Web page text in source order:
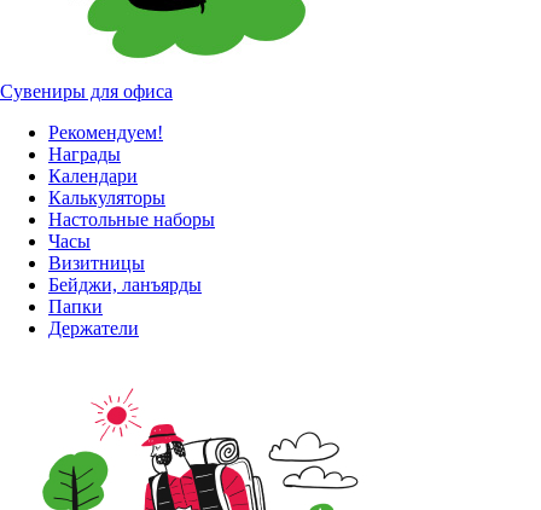
Сувениры для офиса
Рекомендуем!
Награды
Календари
Калькуляторы
Настольные наборы
Часы
Визитницы
Бейджи, ланъярды
Папки
Держатели